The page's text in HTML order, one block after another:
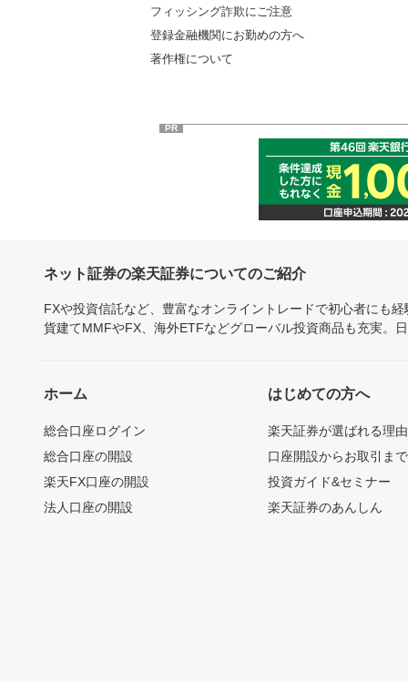
フィッシング詐欺にご注意
登録金融機関にお勤めの方へ
著作権について
PR
ネット証券の楽天証券についてのご紹介
FXや投資信託など、豊富なオンライントレードで初心者にも
貨建てMMFやFX、海外ETFなどグローバル投資商品も充実。
ホーム
総合口座ログイン
総合口座の開設
楽天FX口座の開設
法人口座の開設
はじめての方へ
楽天証券が選ばれる理由
口座開設からお取引ま
投資ガイド&セミナー
楽天証券のあんしん